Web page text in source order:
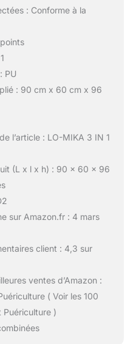
: Conforme à la
PU
: 90 cm x 60 cm x 96
l’article : LO-MIKA 3 IN 1
(L x l x h) : 90 x 60 x 96
sur Amazon.fr : 4 mars
client : 4,3 sur
ventes d’Amazon :
( Voir les 100
Puériculture )